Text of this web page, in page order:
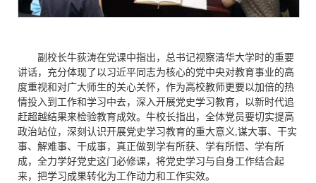
副校长牛荻涛在党课中指出，总书记视察清华大学时的重要
讲话，充分体现了以习近平同志为核心的党中央对教育事业的高
度重视和对广大师生的关心关怀，作为高校教师更要以加倍的热
情投入到工作和学习中去，深入开展党史学习教育，以新时代追
赶超越结果来检验教育成效。牛校长指出，全体党员要切实提高
政治站位，深刻认识开展党史学习教育的重大意义,谋大事、干实
事、解难事、干成事，真正做到学有所获、学有所悟、学有所
成，全力学好党史这门必修课，将党史学习与自身工作结合起
来，把学习成果转化为工作动力和工作实效。